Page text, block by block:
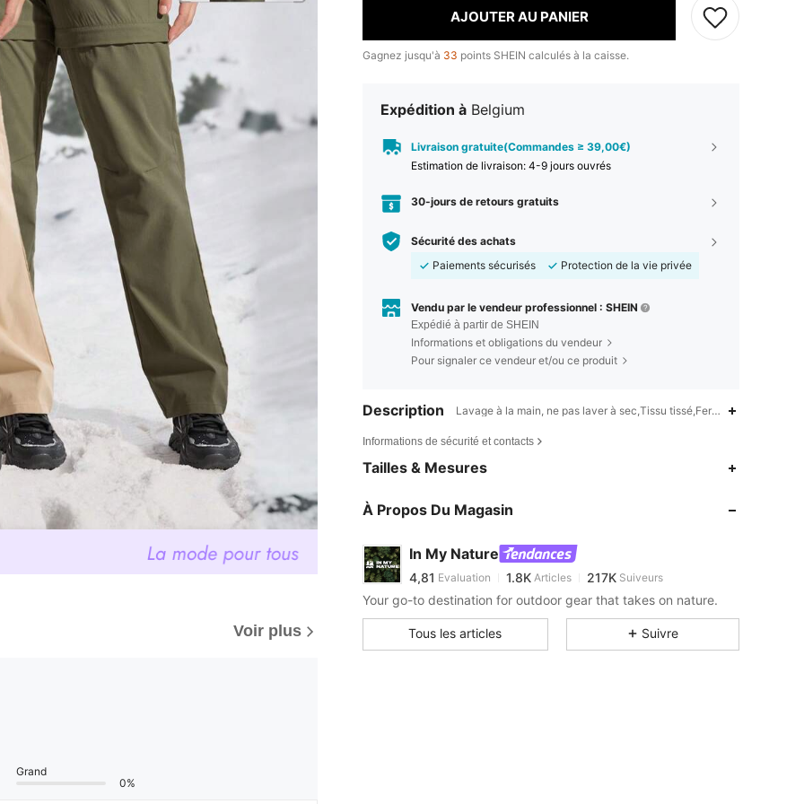
Voir plus
Grand
0%
AJOUTER AU PANIER
Gagnez jusqu'à 33 points SHEIN calculés à la caisse.
Expédition à Belgium
Livraison gratuite(Commandes ≥ 39,00€)
Estimation de livraison: 4-9 jours ouvrés
30-jours de retours gratuits
Sécurité des achats
Paiements sécurisés
Protection de la vie privée
Vendu par le vendeur professionnel : SHEIN
Expédié à partir de SHEIN
Informations et obligations du vendeur
Pour signaler ce vendeur et/ou ce produit
Description Lavage à la main, ne pas laver à sec,Tissu tissé,Fermeture
Informations de sécurité et contacts
Tailles & Mesures
À Propos Du Magasin
In My Nature
4,81
4,81
1.8K
1.8K
1.8K
m***6est en train de naviguer
4,81 1.8K
217K
4,81
1.8K
217K
4,81
1.8K
217K
Your go-to destination for outdoor gear that takes on nature.
Tous les articles Suivre